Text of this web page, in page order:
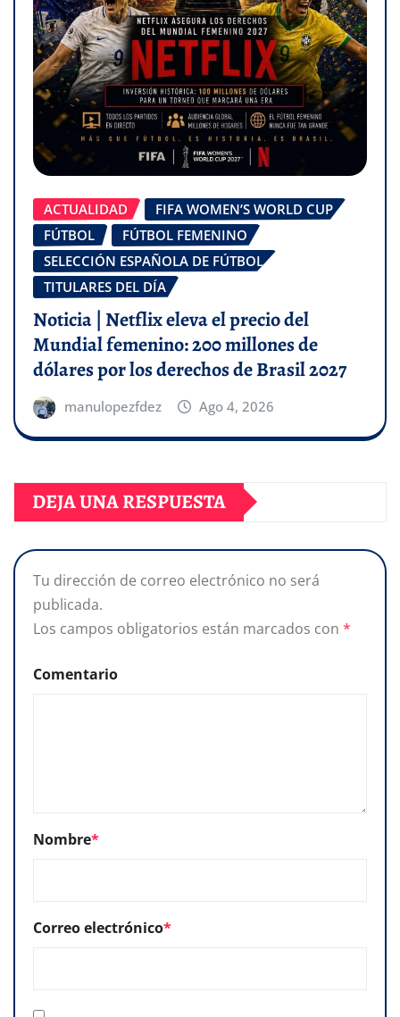
ACTUALIDAD
FIFA WOMEN’S WORLD CUP
FÚTBOL
FÚTBOL FEMENINO
SELECCIÓN ESPAÑOLA DE FÚTBOL
TITULARES DEL DÍA
Noticia | Netflix eleva el precio del
Mundial femenino: 200 millones de
dólares por los derechos de Brasil 2027
manulopezfdez Ago 4, 2026
DEJA UNA RESPUESTA
Tu dirección de correo electrónico no será
publicada.
Los campos obligatorios están marcados con *
Comentario
Nombre*
Correo electrónico*